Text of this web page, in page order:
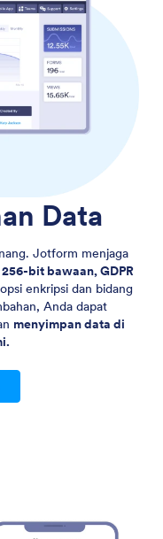
Data
Jotform menjaga
bit bawaan, GDPR
enkripsi dan bidang
Anda dapat
menyimpan data di